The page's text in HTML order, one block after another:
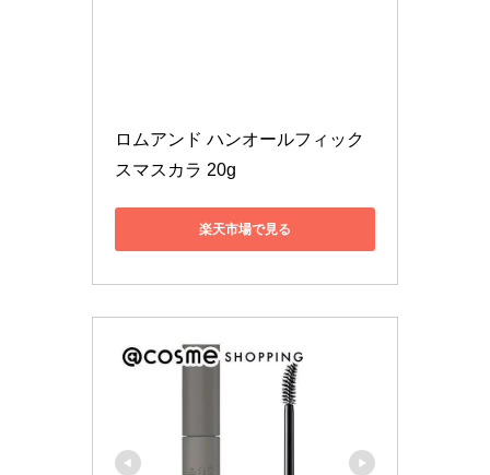
ロムアンド ハンオールフィック
楽天市場で見る